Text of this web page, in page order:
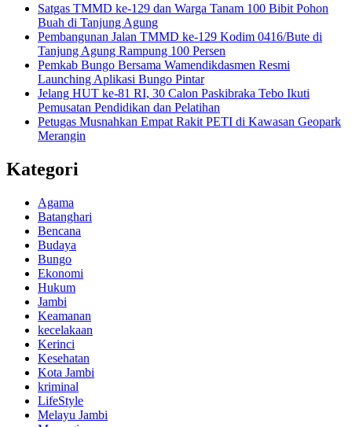
Satgas TMMD ke-129 dan Warga Tanam 100 Bibit Pohon
Buah di Tanjung Agung
Pembangunan Jalan TMMD ke-129 Kodim 0416/Bute di
Tanjung Agung Rampung 100 Persen
Pemkab Bungo Bersama Wamendikdasmen Resmi
Launching Aplikasi Bungo Pintar
Jelang HUT ke-81 RI, 30 Calon Paskibraka Tebo Ikuti
Pemusatan Pendidikan dan Pelatihan
Petugas Musnahkan Empat Rakit PETI di Kawasan Geopark
Merangin
Kategori
Agama
Batanghari
Bencana
Budaya
Bungo
Ekonomi
Hukum
Jambi
Keamanan
kecelakaan
Kerinci
Kesehatan
Kota Jambi
kriminal
LifeStyle
Melayu Jambi